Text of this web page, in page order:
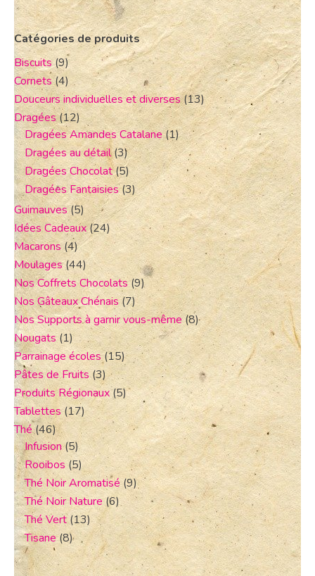
Catégories de produits
Biscuits(9)
Cornets(4)
Douceurs individuelles et diverses (13)
Dragées(12)
Dragées Amandes Catalane(1)
Dragées au détail(3)
Dragées Chocolat(5)
Dragées Fantaisies (3)
Guimauves (5)
Idées Cadeaux(24)
Macarons(4)
Moulages(44)
Nos Coffrets Chocolats (9)
Nos Gâteaux Chénais (7)
Nos Supports à garnir vous-même(8)
Nougats (1)
Parrainage écoles (15)
Pâtes de Fruits (3)
Produits Régionaux(5)
Tablettes(17)
Thé (46)
Infusion(5)
Rooibos (5)
Thé Noir Aromatisé (9)
Thé Noir Nature (6)
Thé Vert (13)
Tisane (8)